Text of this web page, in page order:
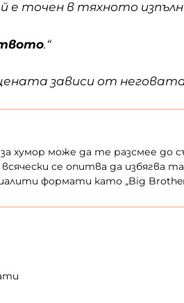
е точен в тяхното
.“
зависи от
хумор може да те разсмее до
се опитва да избягва
формати като „Big